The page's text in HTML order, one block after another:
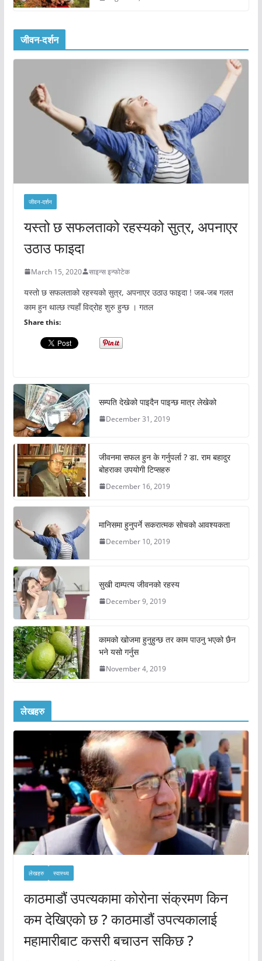
जीवन-दर्शन
जीवन-दर्शन
यस्तो छ सफलताको रहस्यको सुत्र, अपनाएर
उठाउ फाइदा
March 15, 2020 साइन्स इन्फोटेक
यस्तो छ सफलताको रहस्यको सुत्र, अपनाएर उठाउ फाइदा ! जब-जब गलत
काम हुन थाल्छ त्यहाँ विद्रोह शुरु हुन्छ । गतल
Share this:
सम्पति देखेको पाइदैन पाइन्छ मात्र लेखेको
December 31, 2019
जीवनमा सफल हुन के गर्नुपर्ला ? डा. राम बहादुर
बोहराका उपयोगी टिप्सहरु
December 16, 2019
मानिसमा हुनुपर्ने सकरात्मक सोचको आवश्यकता
December 10, 2019
सुखी दाम्पत्य जीवनको रहस्य
December 9, 2019
कामको खोजमा हुनुहुन्छ तर काम पाउनु भएको छैन
भने यसो गर्नुस
November 4, 2019
लेखहरु
लेखहरु स्वास्थ्य
काठमाडौं उपत्यकामा कोरोना संक्रमण किन
कम देखिएको छ ? काठमाडौं उपत्यकालाई
महामारीबाट कसरी बचाउन सकिछ ?